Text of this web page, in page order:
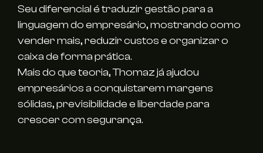
Seu diferencial é traduzir gestão para a
linguagem do empresário, mostrando como
vender mais, reduzir custos e organizar o
caixa de forma prática.
Mais do que teoria, Thomaz já ajudou
empresários a conquistarem margens
sólidas, previsibilidade e liberdade para
crescer com segurança.